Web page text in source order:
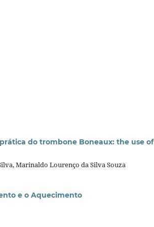
do trombone Boneaux: the use of
Marinaldo Lourenço da Silva Souza
e o Aquecimento